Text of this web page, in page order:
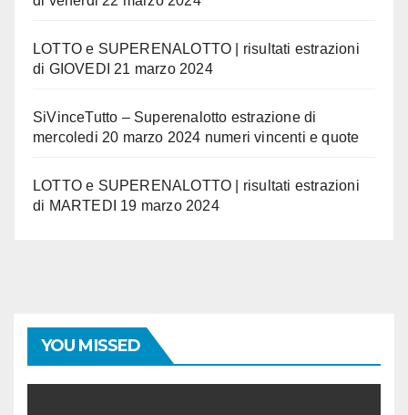
LOTTO e SUPERENALOTTO | risultati estrazioni
di GIOVEDI 21 marzo 2024
SiVinceTutto – Superenalotto estrazione di
mercoledi 20 marzo 2024 numeri vincenti e quote
LOTTO e SUPERENALOTTO | risultati estrazioni
di MARTEDI 19 marzo 2024
YOU MISSED